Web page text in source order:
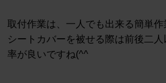
取付作業は、一人でも出来る簡単
シートカバーを被せる際は前後二
率が良いですね(^^